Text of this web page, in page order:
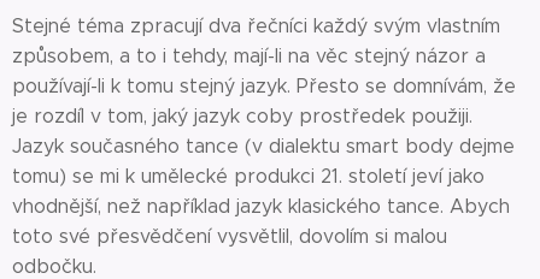
Stejné téma zpracují dva řečníci každý svým vlastním
způsobem, a to i tehdy, mají-li na věc stejný názor a
používají-li k tomu stejný jazyk. Přesto se domnívám, že
je rozdíl v tom, jaký jazyk coby prostředek použiji.
Jazyk současného tance (v dialektu smart body dejme
tomu) se mi k umělecké produkci 21. století jeví jako
vhodnější, než například jazyk klasického tance. Abych
toto své přesvědčení vysvětlil, dovolím si malou
odbočku.